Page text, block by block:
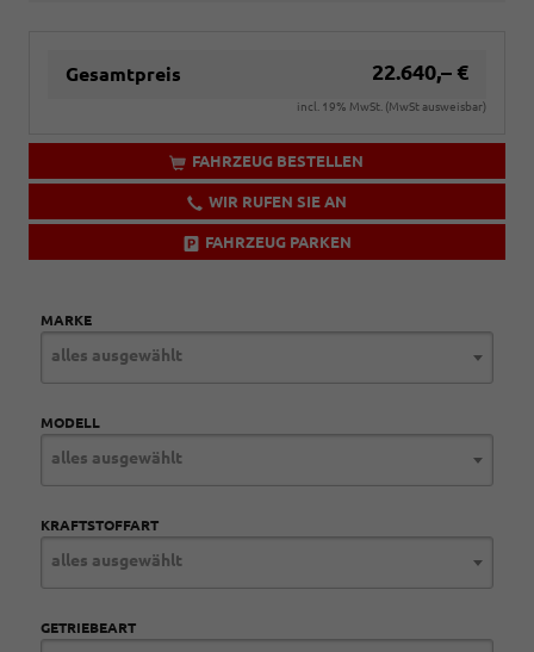
Gesamtpreis 22.640,– €
incl. 19% MwSt. (MwSt ausweisbar)
FAHRZEUG BESTELLEN
WIR RUFEN SIE AN
FAHRZEUG PARKEN
MARKE
alles ausgewählt
MODELL
alles ausgewählt
KRAFTSTOFFART
alles ausgewählt
GETRIEBEART